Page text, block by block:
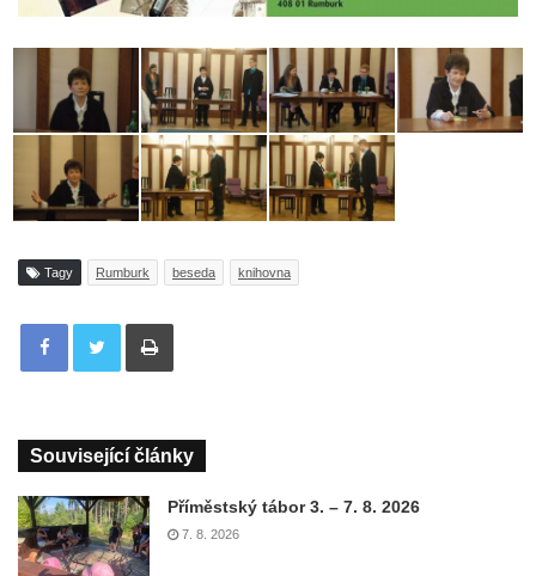
Tagy Rumburk beseda knihovna
Tisknout
Související články
Příměstský tábor 3. – 7. 8. 2026
7. 8. 2026